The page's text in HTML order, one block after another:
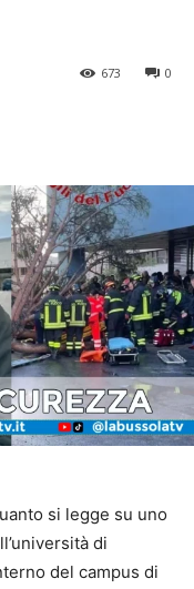
0
673
si legge su uno
di
del campus di